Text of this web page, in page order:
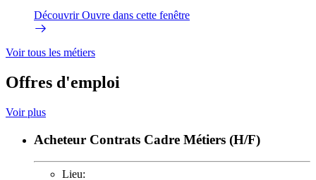
DécouvrirOuvre dans cette fenêtre
Voir tous les métiers
Offres d'emploi
Voir plus
Acheteur Contrats Cadre Métiers (H/F)
Lieu: